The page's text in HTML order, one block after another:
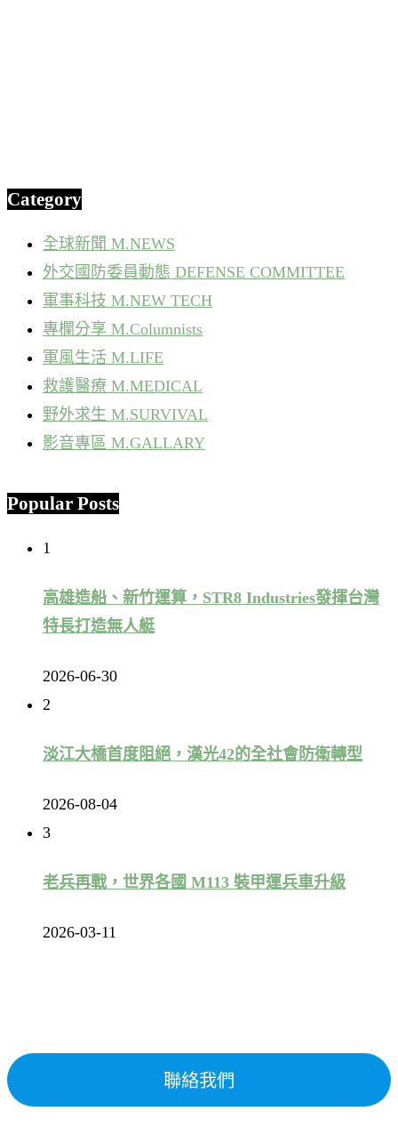
Category
全球新聞 M.NEWS
外交國防委員動態 DEFENSE COMMITTEE
軍事科技 M.NEW TECH
專欄分享 M.Columnists
軍風生活 M.LIFE
救護醫療 M.MEDICAL
野外求生 M.SURVIVAL
影音專區 M.GALLARY
Popular Posts
1
高雄造船、新竹運算，STR8 Industries發揮台灣
特長打造無人艇
2026-06-30
2
淡江大橋首度阻絕，漢光42的全社會防衛轉型
2026-08-04
3
老兵再戰，世界各國 M113 裝甲運兵車升級
2026-03-11
聯絡我們